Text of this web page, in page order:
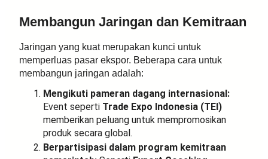
Membangun Jaringan dan Kemitraan
Jaringan yang kuat merupakan kunci untuk
memperluas pasar ekspor. Beberapa cara untuk
membangun jaringan adalah:
Mengikuti pameran dagang internasional:
Event seperti Trade Expo Indonesia (TEI)
memberikan peluang untuk mempromosikan
produk secara global.
Berpartisipasi dalam program kemitraan